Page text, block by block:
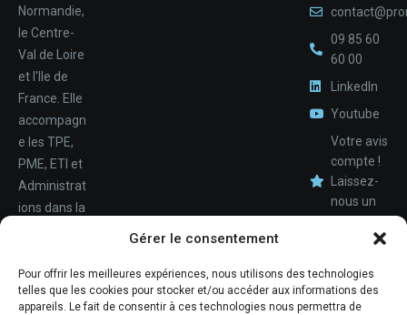
Gérer le consentement
Pour offrir les meilleures expériences, nous utilisons des technologies
telles que les cookies pour stocker et/ou accéder aux informations des
appareils. Le fait de consentir à ces technologies nous permettra de
Téléphone
Normandie,
le Centre-
Val de Loire
et l'Ile de
France. Elle
accompagn
e les TPE,
PME, ETI et
Administrat
ions dans la
déploiemen
t et la
09 85 60
60 00
LinkedIn
Youtube
Votre avis
compte !
Laissez-
nous un